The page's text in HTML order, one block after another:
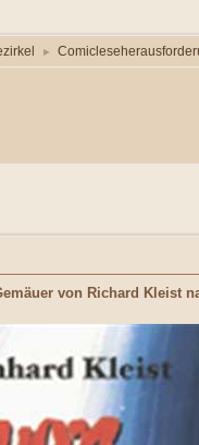
►
von Richard Kleist